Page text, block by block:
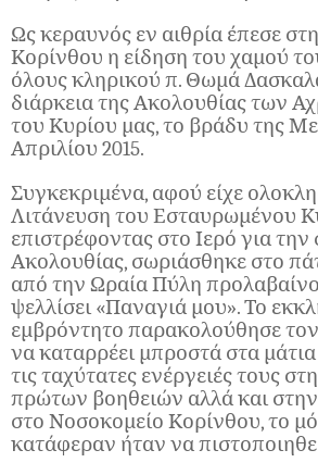
Ως κεραυνός εν αιθρία έπεσε
Κορίνθου η είδηση του χαμού
όλους κληρικού π. Θωμά
διάρκεια της Ακολουθίας των
του Κυρίου μας, το βράδυ της
Απριλίου 2015.
Συγκεκριμένα, αφού είχε
Λιτάνευση του Εσταυρωμένου
επιστρέφοντας στο Ιερό για την
Ακολουθίας, σωριάσθηκε στο
από την Ωραία Πύλη
ψελλίσει «Παναγιά μου». Το
εμβρόντητο παρακολούθησε
να καταρρέει μπροστά στα
τις ταχύτατες ενέργειές τους
πρώτων βοηθειών αλλά και
στο Νοσοκομείο Κορίνθου, το
κατάφεραν ήταν να